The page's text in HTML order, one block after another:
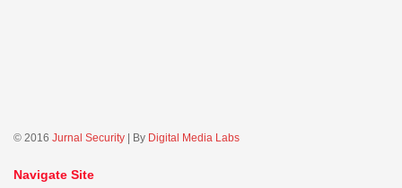
© 2016 Jurnal Security | By Digital Media Labs
Navigate Site